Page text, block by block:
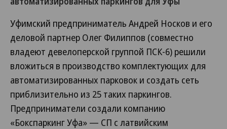
Уфимский предприниматель Андрей Носков и его
деловой партнер Олег Филиппов (совместно
владеют девелоперской группой ПСК-6) решили
вложиться в производство комплектующих для
автоматизированных парковок и создать сеть
приблизительно из 25 таких паркингов.
Предприниматели создали компанию
«Бокспаркинг Уфа» — СП с латвийским